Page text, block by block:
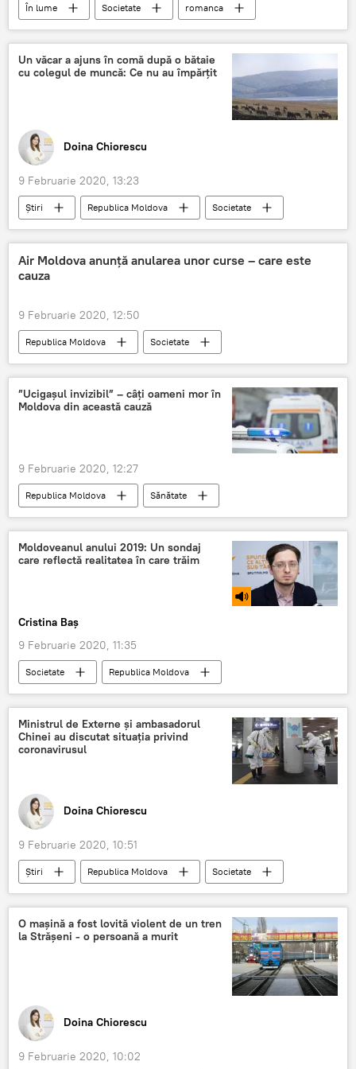
În lume Societate
romanca
China
medici
Un văcar a ajuns în comă după o bătaie
cu colegul de muncă: Ce nu au împărțit
Doina Chiorescu
9 Februarie 2020, 13:23
Știri Republica Moldova
Societate
vacă
Bataie cioban
Air Moldova anunță anularea unor curse – care este
cauza
9 Februarie 2020, 12:50
Republica Moldova
Societate
Informații
Air Moldova
curse
zbor
anulate Londra
”Ucigașul invizibil” – câți oameni mor în
Moldova din această cauză
9 Februarie 2020, 12:27
Republica Moldova
Sănătate
Societate
Moldoveanul anului 2019: Un sondaj
care reflectă realitatea în care trăim
Cristina Baș
9 Februarie 2020, 11:35
Societate
Republica Moldova
Podcasturi
Podcasturi
sondaj
2019
Magenta Consulting
Ministrul de Externe și ambasadorul
Chinei au discutat situația privind
coronavirusul
Doina Chiorescu
9 Februarie 2020, 10:51
Știri Republica Moldova
Societate
ministru de Externe
Ambasador
Coronavirus
O mașină a fost lovită violent de un tren
la Strășeni - o persoană a murit
Doina Chiorescu
9 Februarie 2020, 10:02